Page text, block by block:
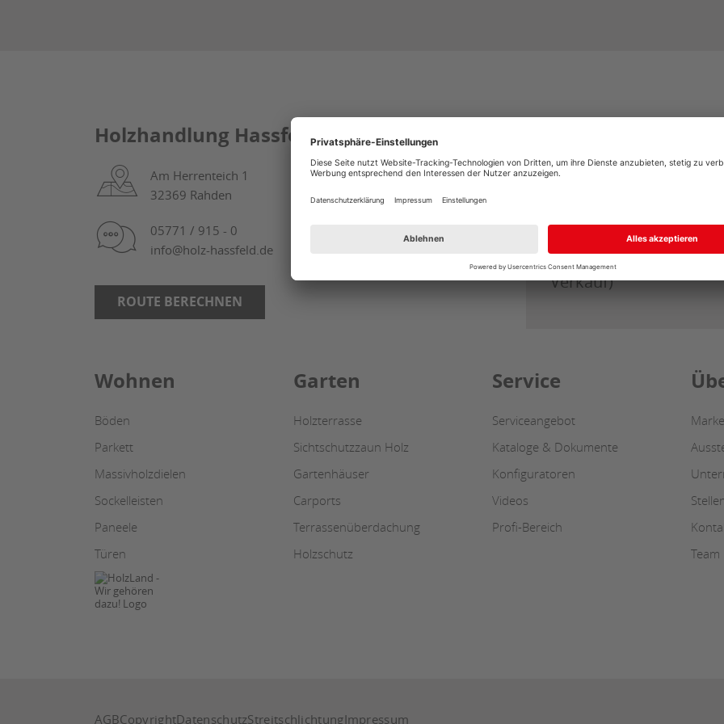
Holzhandlung Hassfeld
Am Herrenteich 1
32369 Rahden
05771 / 915 - 0
info@holz-hassfeld.de
ROUTE BERECHNEN
Sa.
08:00
Schautag am Sonntag
Verkauf)
Wohnen
Böden
Parkett
Massivholzdielen
Sockelleisten
Paneele
Türen
Garten
Holzterrasse
Sichtschutzzaun Holz
Gartenhäuser
Carports
Terrassenüberdachung
Holzschutz
Service
Serviceangebot
Kataloge & Dokumente
Konfiguratoren
Videos
Profi-Bereich
Team
AGBCopyrightDatenschutzStreitschlichtungImpressum